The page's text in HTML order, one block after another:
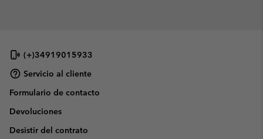
(+)34919015933
Servicio al cliente
Formulario de contacto
Devoluciones
Desistir del contrato